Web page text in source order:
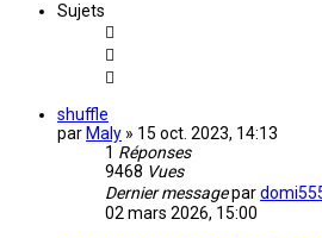
Sujets
shuffle
par Maly » 15 oct. 2023, 14:13
1 Réponses
9468 Vues
Dernier messagepar
02 mars 2026, 15:00